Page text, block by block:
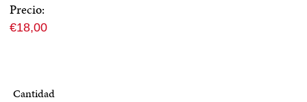
Precio:
Precio
€18,00
Cantidad